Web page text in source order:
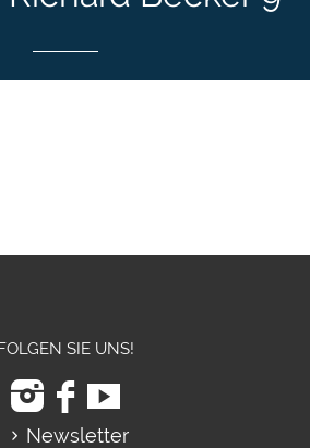
SIE UNS!
Newsletter